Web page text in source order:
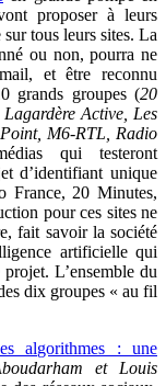
proposer à leurs
tous leurs sites. La
ou non, pourra ne
et être reconnu
grands groupes (20
Active, Les
M6-RTL, Radio
qui testeront
d’identifiant unique
France, 20 Minutes,
pour ces sites ne
fait savoir la société
artificielle qui
L’ensemble du
dix groupes « au fil
algorithmes : une
et Louis